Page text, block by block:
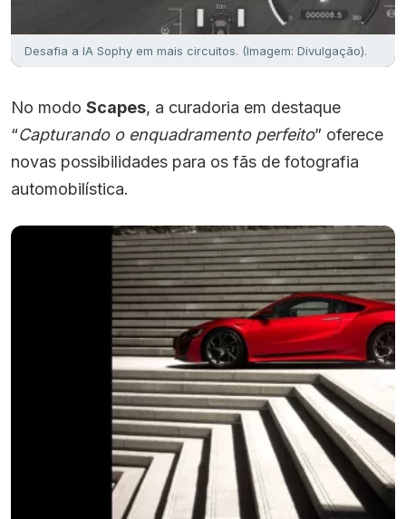
Desafia a IA Sophy em mais circuitos. (Imagem: Divulgação).
No modo Scapes, a curadoria em destaque
“Capturando o enquadramento perfeito” oferece
novas possibilidades para os fãs de fotografia
automobilística.